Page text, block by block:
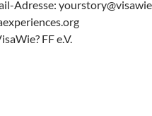
Adresse:
FF e.V.